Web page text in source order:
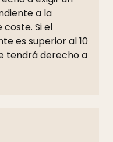
a la
Si el
es superior al 10
tendrá derecho a